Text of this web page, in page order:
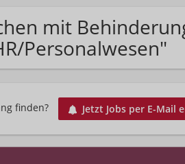
mit
Personalwesen"
finden? Jetzt Jobs per E-Mail